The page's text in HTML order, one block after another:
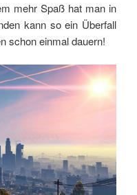
mehr Spaß hat man in
kann so ein Überfall
schon einmal dauern!